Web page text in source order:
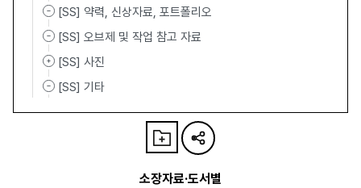
[SS] 약력, 신상자료, 포트폴리오
[SS] 오브제 및 작업 참고 자료
[SS] 사진
[SS] 기타
소장자료·도서별